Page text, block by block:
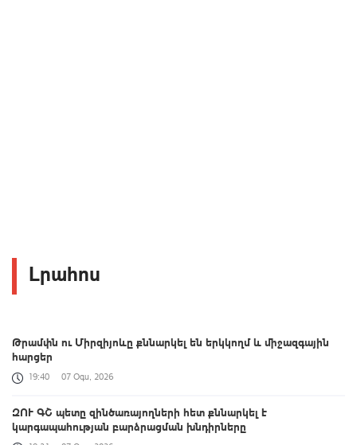
Լրահոս
Թրամփն ու Միրզիյոևը քննարկել են երկկողմ և միջազգային
հարցեր
19:40 07 Օգս, 2026
ԶՈՒ ԳՇ պետը զինծառայողների հետ քննարկել է
կարգապահության բարձրացման խնդիրները